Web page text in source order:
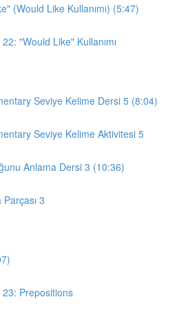
(Would Like Kullanımı) (5:47)
"Would Like" Kullanımı
Seviye Kelime Dersi 5 (8:04)
Seviye Kelime Aktivitesi 5
Anlama Dersi 3 (10:36)
3
Prepositions